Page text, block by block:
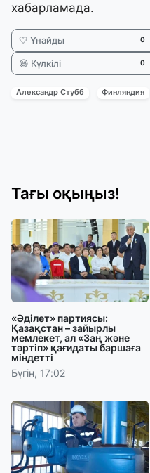
хабарламада.
🤍 Ұнайды 0
😄 Күлкілі 0
Александр Стубб Финляндия
Тағы оқыңыз!
«Әділет» партиясы:
Қазақстан – зайырлы
мемлекет, ал «Заң және
тәртіп» қағидаты баршаға
міндетті
Бүгін, 17:02